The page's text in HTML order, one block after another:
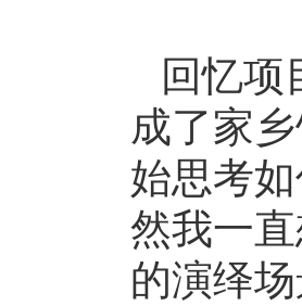
回忆项
成了家
始思考
然我一
的演绎